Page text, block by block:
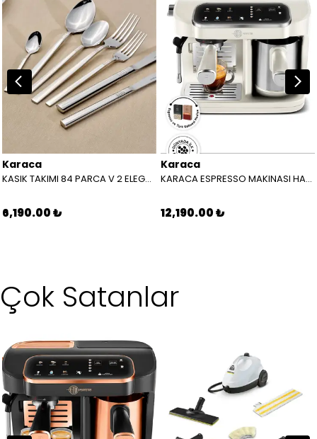
Karaca
KASIK TAKIMI 84 PARCA V 2 ELEGANCE NIL PLATIN 8683650107248
6,190.00 ₺
Karaca
KARACA ESPRESSO MAKINASI HATIR PERFETTO ESPRESSO T.K.M.STARLIGHT 8683650465911
12,190.00 ₺
Çok Satanlar